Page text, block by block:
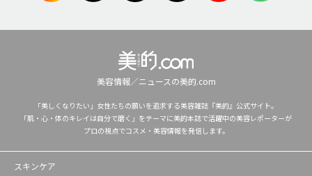
美容情報／ニュースの美的.com
「美しくなりたい」女性たちの願いを追求する美容雑誌『美的』公式サイト。
「肌・心・体のキレイは自分で磨く」をテーマに美的本誌で活躍中の美容レポーターが
プロの視点でコスメ・美容情報を発信します。
スキンケア